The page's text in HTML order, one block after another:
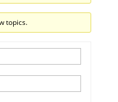
topics.